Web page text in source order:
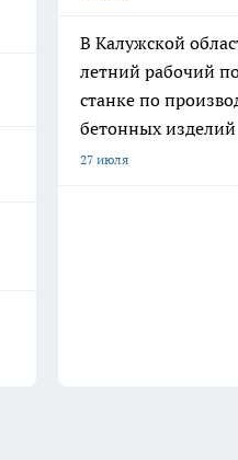
В Калужской
летний рабочий
станке по
бетонных изделий
27 июля